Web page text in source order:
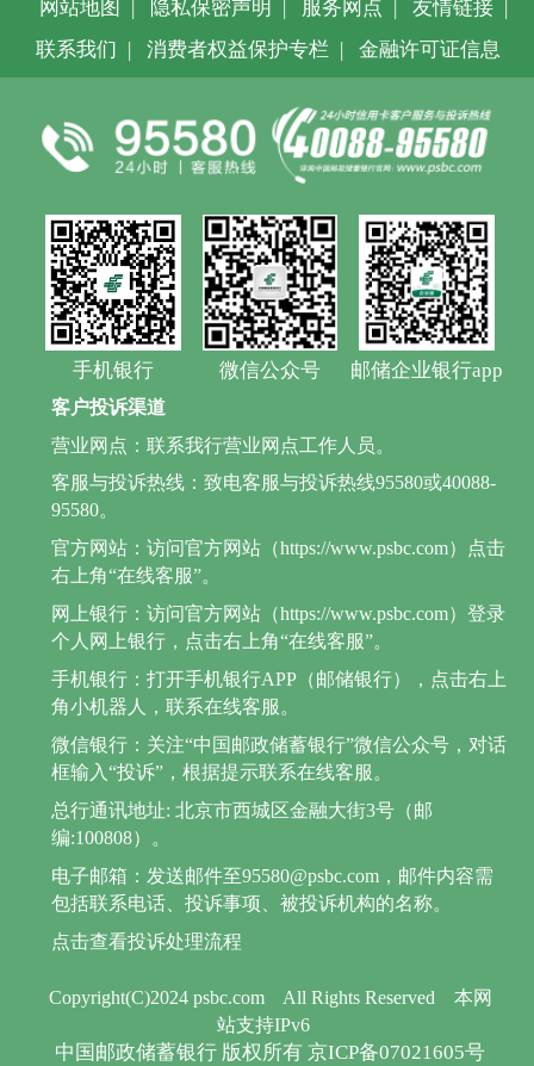
网站地图 | 隐私保密声明 | 服务网点 | 友情链接 |
联系我们 | 消费者权益保护专栏 | 金融许可证信息
手机银行 微信公众号 邮储企业银行app
Copyright(C)2024 psbc.com All Rights Reserved
本网
站支持IPv6
中国邮政储蓄银行 版权所有 京ICP备07021605号
客户投诉渠道
营业网点：联系我行营业网点工作人员。
客服与投诉热线：致电客服与投诉热线95580或40088-
95580。
官方网站：访问官方网站（https://www.psbc.com）点击
右上角“在线客服”。
网上银行：访问官方网站（https://www.psbc.com）登录
个人网上银行，点击右上角“在线客服”。
手机银行：打开手机银行APP（邮储银行），点击右上
角小机器人，联系在线客服。
微信银行：关注“中国邮政储蓄银行”微信公众号，对话
框输入“投诉”，根据提示联系在线客服。
总行通讯地址: 北京市西城区金融大街3号（邮
编:100808）。
电子邮箱：发送邮件至95580@psbc.com，邮件内容需
包括联系电话、投诉事项、被投诉机构的名称。
点击查看投诉处理流程